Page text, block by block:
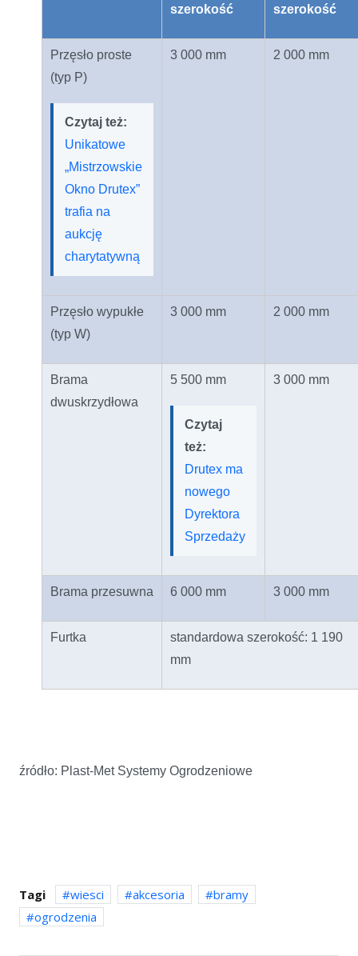
szerokość
szerokość
Przęsło proste
(typ P)
Czytaj też:
Unikatowe
„Mistrzowskie
Okno Drutex”
trafia na
aukcję
charytatywną
3 000 mm 2 000 mm
Przęsło wypukłe
(typ W)
3 000 mm 2 000 mm
Brama
dwuskrzydłowa
5 500 mm
Czytaj
też:
Drutex ma
nowego
Dyrektora
Sprzedaży
3 000 mm
Brama przesuwna 6 000 mm 3 000 mm
Furtka
standardowa szerokość: 1 190
mm
źródło: Plast-Met Systemy Ogrodzeniowe
Tagi wiesci akcesoria
bramy
ogrodzenia